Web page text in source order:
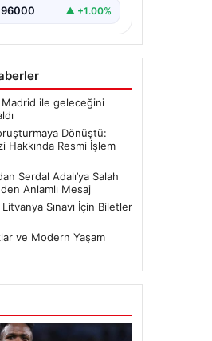
▲ +1.00%
ile geleceğini
Dönüştü:
Hakkında Resmi İşlem
Serdal Adalı’ya Salah
Anlamlı Mesaj
Sınavı İçin Biletler
ve Modern Yaşam